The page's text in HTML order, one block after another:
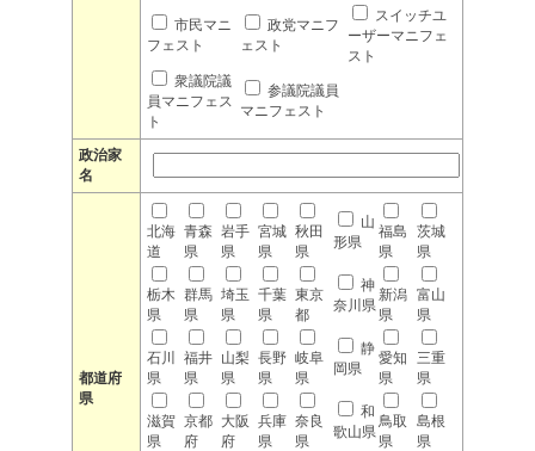
市民マニ
フェスト
政党マニフ
ェスト
スイッチユ
ーザーマニフェ
スト
衆議院議
員マニフェス
ト
参議院議員
マニフェスト
政治家
名
都道府
県
北海
道
青森
県
岩手
県
宮城
県
秋田
県
山
形県
福島
県
茨城
県
栃木
県
群馬
県
埼玉
県
千葉
県
東京
都
神
奈川県
新潟
県
富山
県
石川
県
福井
県
山梨
県
長野
県
岐阜
県
静
岡県
愛知
県
三重
県
滋賀
県
京都
府
大阪
府
兵庫
県
奈良
県
和
歌山県
鳥取
県
島根
県